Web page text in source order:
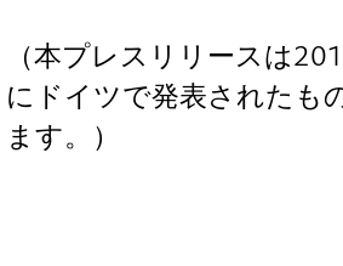
（本プレスリリースは
にドイツで発表されたも
ます。）